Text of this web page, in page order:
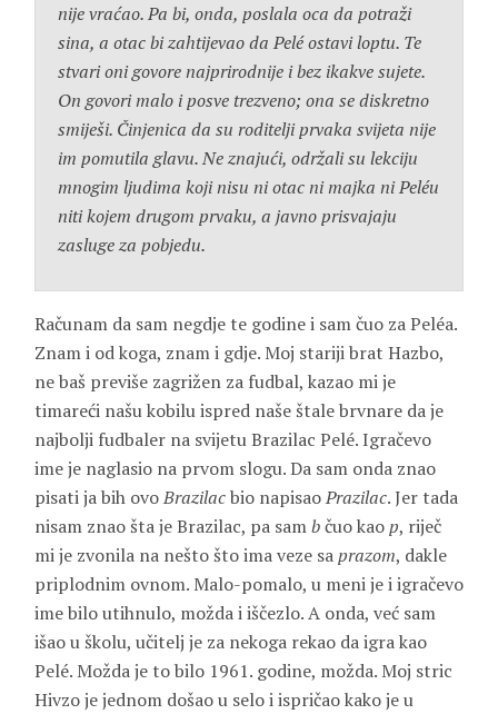
nije vraćao. Pa bi, onda, poslala oca da potraži
sina, a otac bi zahtijevao da Pelé ostavi loptu. Te
stvari oni govore najprirodnije i bez ikakve sujete.
On govori malo i posve trezveno; ona se diskretno
smiješi. Činjenica da su roditelji prvaka svijeta nije
im pomutila glavu. Ne znajući, održali su lekciju
mnogim ljudima koji nisu ni otac ni majka ni Peléu
niti kojem drugom prvaku, a javno prisvajaju
zasluge za pobjedu.
Računam da sam negdje te godine i sam čuo za Peléa.
Znam i od koga, znam i gdje. Moj stariji brat Hazbo,
ne baš previše zagrižen za fudbal, kazao mi je
timareći našu kobilu ispred naše štale brvnare da je
najbolji fudbaler na svijetu Brazilac Pelé. Igračevo
ime je naglasio na prvom slogu. Da sam onda znao
pisati ja bih ovoBrazilacbio napisaoPrazilac. Jer tada
nisam znao šta je Brazilac, pa sambčuo kaop, riječ
mi je zvonila na nešto što ima veze saprazom, dakle
priplodnim ovnom. Malo-pomalo, u meni je i igračevo
ime bilo utihnulo, možda i iščezlo. A onda, već sam
išao u školu, učitelj je za nekoga rekao da igra kao
Pelé. Možda je to bilo 1961. godine, možda. Moj stric
Hivzoje jednom došao u selo i ispričao kako je u